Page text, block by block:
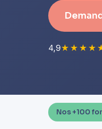
4,9
Nos +100